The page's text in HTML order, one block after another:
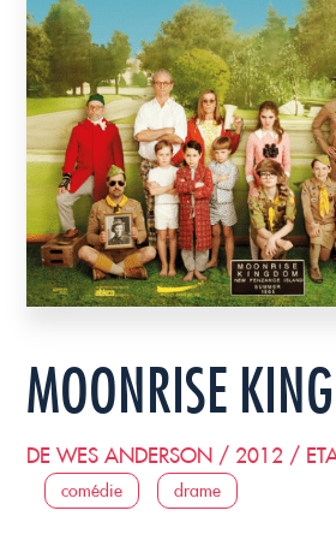
MOONRISE
DE WES ANDERSON / 2012 /
comédie drame